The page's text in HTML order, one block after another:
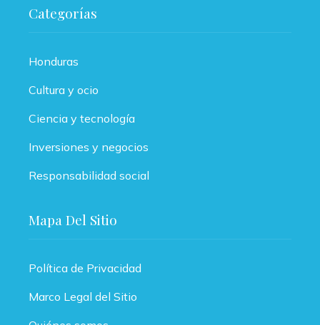
Categorías
Honduras
Cultura y ocio
Ciencia y tecnología
Inversiones y negocios
Responsabilidad social
Mapa Del Sitio
Política de Privacidad
Marco Legal del Sitio